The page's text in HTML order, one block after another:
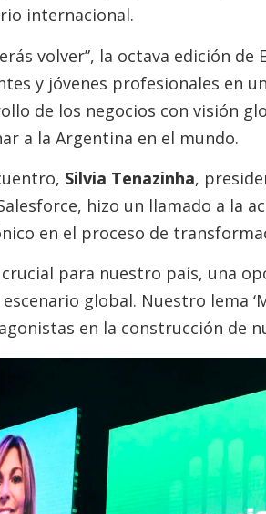
internacional.
volver”, la octava edición
y jóvenes profesionales en
de los negocios con visión
a la Argentina en el mundo.
Silvia Tenazinha,
hizo un llamado a la
en el proceso de
crucial para nuestro país, una
global. Nuestro lema
en la construcción de